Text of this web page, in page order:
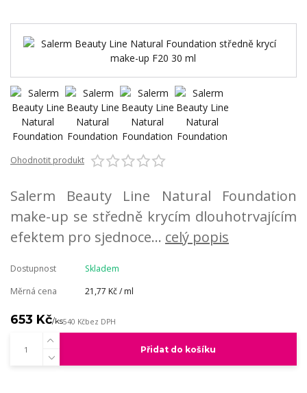
Ohodnotit produkt
Salerm Beauty Line Natural Foundation
make-up se středně krycím dlouhotrvajícím
efektem pro sjednoce... celý popis
Dostupnost
Skladem
Měrná cena
21,77 Kč / ml
653 Kč/ks540 Kčbez DPH
Přidat do košíku